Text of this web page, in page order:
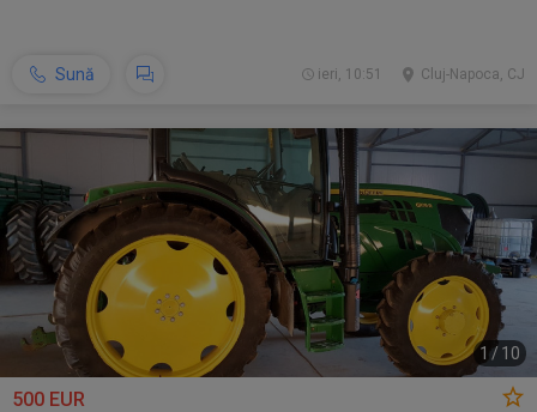
Sună Cluj-Napoca, CJ
ieri, 10:51
1 / 10
500 EUR